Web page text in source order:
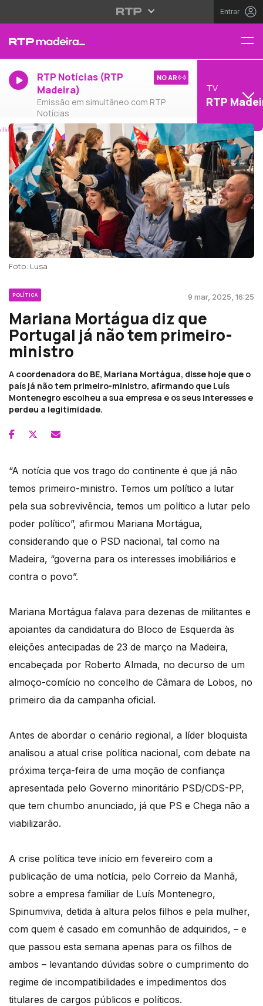
Entrar
RTP Notícias (RTP
Madeira)
Emissão em simultâneo com RTP
Notícias
NO AR
TV
RTP
Foto: Lusa
POLÍTICA 9 mar, 2025, 16:25
Mariana Mortágua diz que
Portugal já não tem primeiro-
ministro
A coordenadora do BE, Mariana Mortágua, disse hoje que o
país já não tem primeiro-ministro, afirmando que Luís
Montenegro escolheu a sua empresa e os seus interesses e
perdeu a legitimidade.
“A notícia que vos trago do continente é que já não
temos primeiro-ministro. Temos um político a lutar
pela sua sobrevivência, temos um político a lutar pelo
poder político”, afirmou Mariana Mortágua,
considerando que o PSD nacional, tal como na
Madeira, “governa para os interesses imobiliários e
contra o povo”.
Mariana Mortágua falava para dezenas de militantes e
apoiantes da candidatura do Bloco de Esquerda às
eleições antecipadas de 23 de março na Madeira,
encabeçada por Roberto Almada, no decurso de um
almoço-comício no concelho de Câmara de Lobos, no
primeiro dia da campanha oficial.
Antes de abordar o cenário regional, a líder bloquista
analisou a atual crise política nacional, com debate na
próxima terça-feira de uma moção de confiança
apresentada pelo Governo minoritário PSD/CDS-PP,
que tem chumbo anunciado, já que PS e Chega não a
viabilizarão.
A crise política teve início em fevereiro com a
publicação de uma notícia, pelo Correio da Manhã,
sobre a empresa familiar de Luís Montenegro,
Spinumviva, detida à altura pelos filhos e pela mulher,
com quem é casado em comunhão de adquiridos, – e
que passou esta semana apenas para os filhos de
ambos – levantando dúvidas sobre o cumprimento do
regime de incompatibilidades e impedimentos dos
titulares de cargos públicos e políticos.